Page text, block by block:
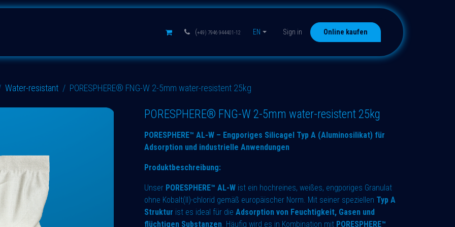
(+49) 7946 944401-12 EN Sign in Online kaufen
Water-resistant PORESPHERE® FNG-W 2-5mm water-resistent 25kg
PORESPHERE® FNG-W 2-5mm water-resistent 25kg
PORESPHERE™ AL-W – Engporiges Silicagel Typ A (Aluminosilikat) für
Adsorption und industrielle Anwendungen
Produktbeschreibung:
Unser PORESPHERE™ AL-W ist ein hochreines, weißes, engporiges Granulat
ohne Kobalt(II)-chlorid gemäß europäischer Norm. Mit seiner speziellen Typ A
Struktur ist es ideal für die Adsorption von Feuchtigkeit, Gasen und
flüchtigen Substanzen. Häufig wird es in Kombination mit PORESPHERE™